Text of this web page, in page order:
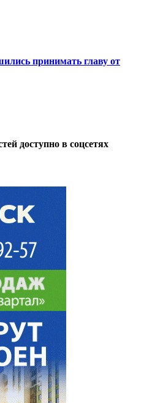
принимать главу от
доступно в соцсетях